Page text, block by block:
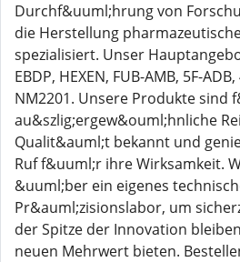
Durchf&uuml;hrung von
die Herstellung
spezialisiert. Unser
EBDP, HEXEN, FUB-AMB, 5F-
NM2201. Unsere Produkte sind
au&szlig;ergew&ouml;hnliche
Qualit&auml;t bekannt und
Ruf f&uuml;r ihre Wirksamkeit.
&uuml;ber ein eigenes
Pr&auml;zisionslabor, um
der Spitze der Innovation
neuen Mehrwert bieten.